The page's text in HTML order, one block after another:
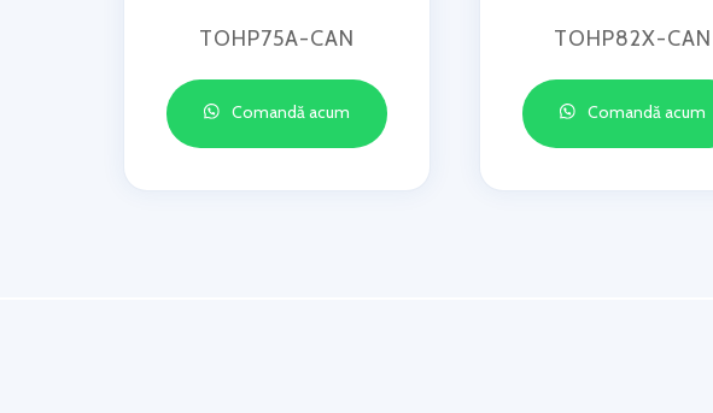
TOHP75A-CAN
Comandă acum
TOHP82X-CAN
Comandă acum